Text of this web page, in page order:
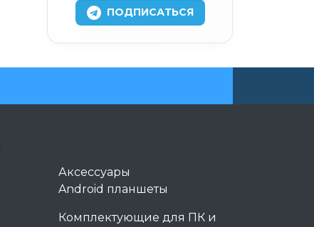
ПОДПИСАТЬСЯ
Аксессуары
Android планшеты
Комплектующие для ПК и